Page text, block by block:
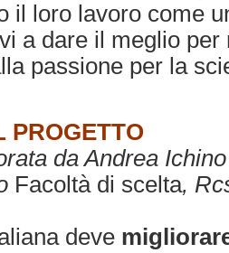
il loro lavoro come
a dare il meglio
passione per la
PROGETTO
da Andrea
Facoltà di scelta,
deve